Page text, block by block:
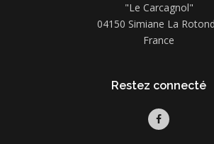
"Le Carcagnol"
04150 Simiane La
France
Restez connecté